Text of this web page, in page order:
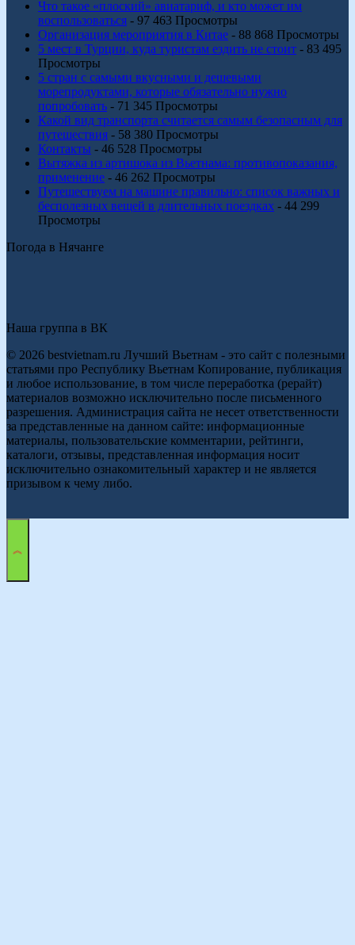
Что такое «плоский» авиатариф, и кто может им
воспользоваться - 97 463 Просмотры
Организация мероприятия в Китае - 88 868 Просмотры
5 мест в Турции, куда туристам ездить не стоит - 83 495
Просмотры
5 стран с самыми вкусными и дешевыми
морепродуктами, которые обязательно нужно
попробовать - 71 345 Просмотры
Какой вид транспорта считается самым безопасным для
путешествия - 58 380 Просмотры
Контакты - 46 528 Просмотры
Вытяжка из артишока из Вьетнама: противопоказания,
применение - 46 262 Просмотры
Путешествуем на машине правильно: список важных и
бесполезных вещей в длительных поездках - 44 299
Просмотры
Погода в Нячанге
Наша группа в ВК
© 2026 bestvietnam.ru Лучший Вьетнам - это сайт с полезными
статьями про Республику Вьетнам Копирование, публикация
и любое использование, в том числе переработка (рерайт)
материалов возможно исключительно после письменного
разрешения. Администрация сайта не несет ответственности
за представленные на данном сайте: информационные
материалы, пользовательские комментарии, рейтинги,
каталоги, отзывы, представленная информация носит
исключительно ознакомительный характер и не является
призывом к чему либо.